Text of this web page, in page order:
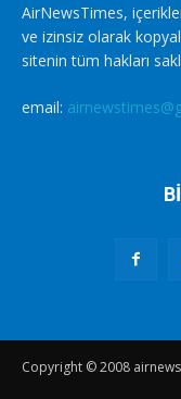
AirNewsTimes,
ve izinsiz olarak
sitenin tüm hakları
email:
Copyright © 2008